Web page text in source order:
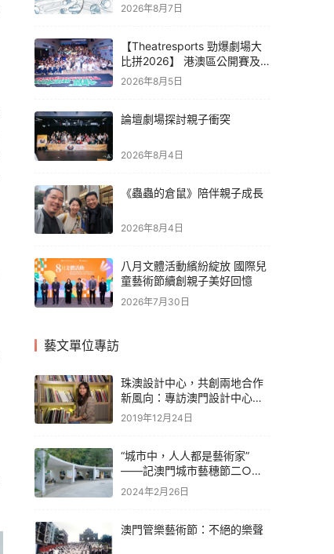
2026年8月7日
【Theatresports 勁爆劇場大
比拼2026】 港澳區公開賽及
亞洲聯賽賽果
2026年8月5日
論壇劇場探討親子衝突
2026年8月4日
《蟲蟲的倉鼠》陪伴親子成長
2026年8月4日
八月文體活動繽紛綻放 國際兒
童藝術節續創親子美好回憶
2026年7月30日
藝文單位專訪
珠澳設計中心，共創兩地合作
新風向：專訪澳門設計中心執
行長馮文偉
2019年12月24日
“城市中，人人都是藝術家”
——記澳門城市藝穗節二○二
四延伸活動
2024年2月26日
澳門管樂藝術節：不絕的樂聲